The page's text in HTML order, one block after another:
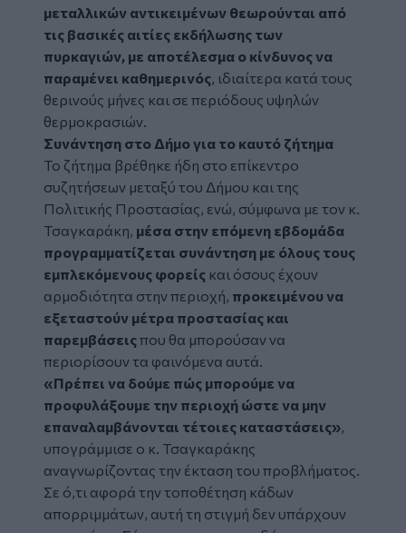
μεταλλικών αντικειμένων θεωρούνται από
τις βασικές αιτίες εκδήλωσης των
πυρκαγιών, με αποτέλεσμα ο κίνδυνος να
παραμένει καθημερινός, ιδιαίτερα κατά τους
θερινούς μήνες και σε περιόδους υψηλών
θερμοκρασιών.
Συνάντηση στο Δήμο για το καυτό ζήτημα
Το ζήτημα βρέθηκε ήδη στο επίκεντρο
συζητήσεων μεταξύ του Δήμου και της
Πολιτικής Προστασίας, ενώ, σύμφωνα με τον κ.
Τσαγκαράκη, μέσα στην επόμενη εβδομάδα
προγραμματίζεται συνάντηση με όλους τους
εμπλεκόμενους φορείς και όσους έχουν
αρμοδιότητα στην περιοχή, προκειμένου να
εξεταστούν μέτρα προστασίας και
παρεμβάσειςπου θα μπορούσαν να
περιορίσουν τα φαινόμενα αυτά.
«Πρέπει να δούμε πώς μπορούμε να
προφυλάξουμε την περιοχή ώστε να μην
επαναλαμβάνονται τέτοιες καταστάσεις»,
υπογράμμισε ο κ. Τσαγκαράκης
αναγνωρίζοντας την έκταση του προβλήματος.
Σε ό,τι αφορά την τοποθέτηση κάδων
απορριμμάτων, αυτή τη στιγμή δεν υπάρχουν